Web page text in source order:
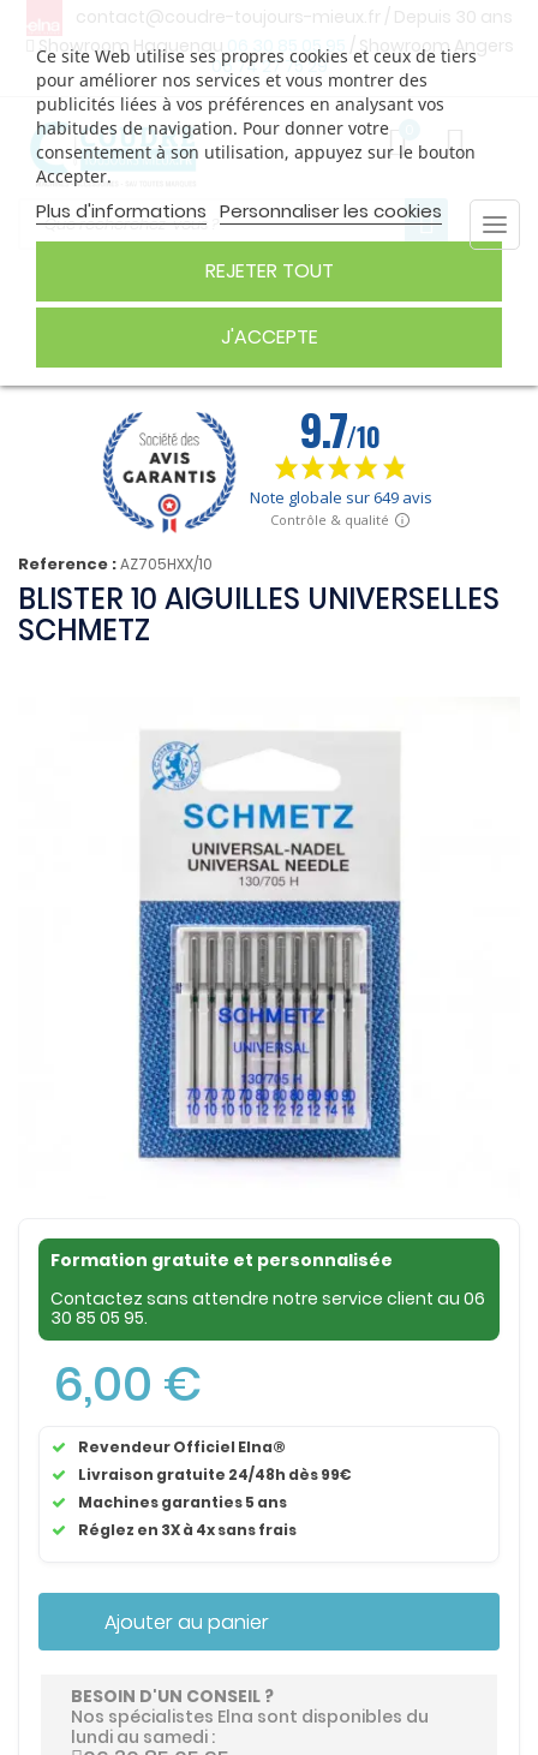
contact@coudre-toujours-mieux.fr / Depuis 30 ans
Showroom Haguenau
06 30 85 05 95
/ Showroom Angers
06 74 27 75 29
Ce site Web utilise ses propres cookies et ceux de tiers
pour améliorer nos services et vous montrer des
publicités liées à vos préférences en analysant vos
habitudes de navigation. Pour donner votre
consentement à son utilisation, appuyez sur le bouton
Accepter.
Plus d'informations Personnaliser les cookies
REJETER TOUT
J'ACCEPTE
ACCESSOIRES MACHINES ELNA
Reference :AZ705HXX/10
BLISTER 10 AIGUILLES UNIVERSELLES
SCHMETZ
Formation gratuite et personnalisée
Contactez sans attendre notre service client au 06
30 85 05 95.
6,00 €
Revendeur Officiel Elna®
Livraison gratuite 24/48h dès 99€
Machines garanties 5 ans
Réglez en 3X à 4x sans frais
Ajouter au panier
BESOIN D'UN CONSEIL ?
Nos spécialistes Elna sont disponibles du
lundi au samedi :